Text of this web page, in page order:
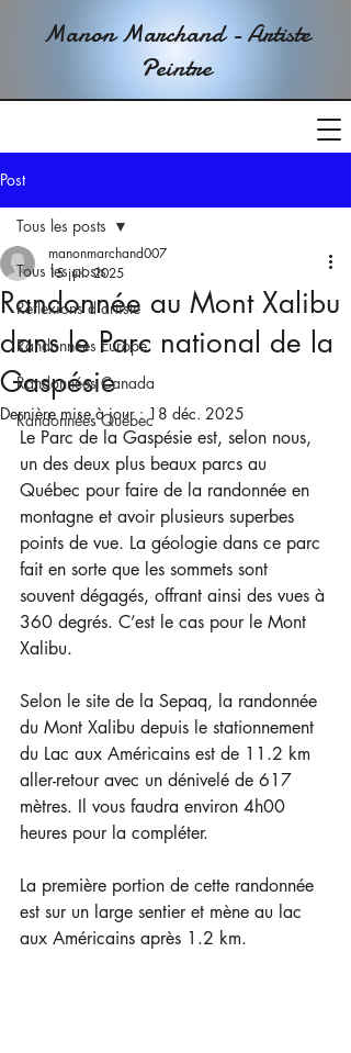
Manon Marchand - Artiste
Peintre
Post
Tous les posts
Réflexions d'artiste
Randonnées Europe
Randonnées Canada
Randonnées Québec
Tous les posts
Randonnée au Mont Xalibu
dans le Parc national de la
Gaspésie
manonmarchand007
15 juil. 2025
Dernière mise à jour :18 déc. 2025
Le Parc de la Gaspésie est, selon nous,
un des deux plus beaux parcs au
Québec pour faire de la randonnée en
montagne et avoir plusieurs superbes
points de vue. La géologie dans ce parc
fait en sorte que les sommets sont
souvent dégagés, offrant ainsi des vues à
360 degrés. C’est le cas pour le Mont
Xalibu.
Selon le site de la Sepaq, la randonnée
du Mont Xalibu depuis le stationnement
du Lac aux Américains est de 11.2 km
aller-retour avec un dénivelé de 617
mètres. Il vous faudra environ 4h00
heures pour la compléter.
La première portion de cette randonnée
est sur un large sentier et mène au lac
aux Américains après 1.2 km.